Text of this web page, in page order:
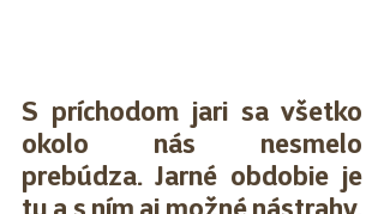
S príchodom jari sa všetko
okolo nás nesmelo
prebúdza. Jarné obdobie je